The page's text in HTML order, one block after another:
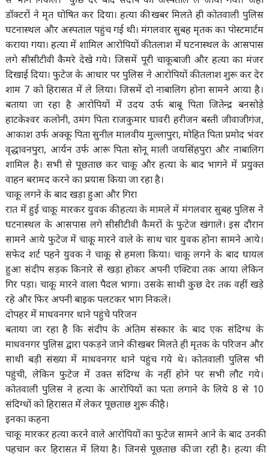
डॉक्टरों ने मृत घोषित कर दिया। हत्या की खबर मिलते ही कोतवाली पुलिस
घटनास्थल और अस्पताल पहुंच गई थी। मंगलवार सुबह मृतक का पोस्टमार्टम
कराया गया। हत्या में शामिल आरोपियों की तलाश में घटनास्थल के आसपास
लगे सीसीटीवी कैमरे देखे गये। जिसमें पूरी चाकूबाजी और हत्या का मंजर
दिखाई दिया। फुटेज के आधार पर पुलिस ने आरोपियों की तलाश शुरू कर देर
शाम 7 को हिरासत में ले लिया। जिसमें दो नाबालिग होना सामने आया है।
बताया जा रहा है आरोपियों में उदय उर्फ बाबू पिता जितेन्द्र बनसोड़े
हाटकेश्वर कलोनी, उमंग पिता राजकुमार घावरी हरीजन बस्ती जीवाजीगंज,
आकाश उर्फ अक्कू पिता सुनील मालवीय मुल्लापुरा, मोहित पिता प्रमोद भंवर
वृद्धावनपुरा, आर्यन उर्फ आरू पिता सोनू माली जयसिंहपुरा और नाबालिग
शामिल है। सभी से पूछताछ कर चाकू और हत्या के बाद भागने में प्रयुक्त
वाहन बरामद करने का प्रयास किया जा रहा है।
चाकू लगने के बाद खड़ा हुआ और गिरा
रात में हुई चाकू मारकर युवक की हत्या के मामले में मंगलवार सुबह पुलिस ने
घटनास्थल के आसपास लगे सीसीटीवी कैमरों के फुटेज खंगाले। इस दौरान
सामने आये फुटेज में चाकू मारने वाले के साथ चार युवक होना सामने आये।
सफेद शर्ट पहने युवक ने चाकू से हमला किया। चाकू लगने के बाद घायल
हुआ संदीप सड़क किनारे से खड़ा होकर अपनी एक्टिवा तक आया लेकिन
गिर पड़ा। चाकू मारने वाला पैदल भागा। उसके साथी कुछ देर तक वहीं खड़े
रहे और फिर अपनी बाइक पलटकर भाग निकले।
दोपहर में माधवनगर थाने पहुंचे परिजन
बताया जा रहा है कि संदीप के अंतिम संस्कार के बाद एक संदिग्ध के
माधवनगर पुलिस द्वारा पकड़ने जाने की खबर मिलते ही मृतक के परिजन और
साथी बड़ी संख्या में माधवनगर थाने पहुंच गये थे। कोतवाली पुलिस भी
पहुंची, लेकिन फुटेज में उक्त संदिग्ध के नहीं होने पर सभी लौट गये।
कोतवाली पुलिस ने हत्या के आरोपियों का पता लगाने के लिये 8 से 10
संदिग्धों को हिरासत में लेकर पूछताछ शुरू की है।
इनका कहना
चाकू मारकर हत्या करने वाले आरोपियों का फुटेज सामने आने के बाद उनकी
पहचान कर हिरासत में लिया है। जिनसे पूछताछ की जा रही है। हत्या की